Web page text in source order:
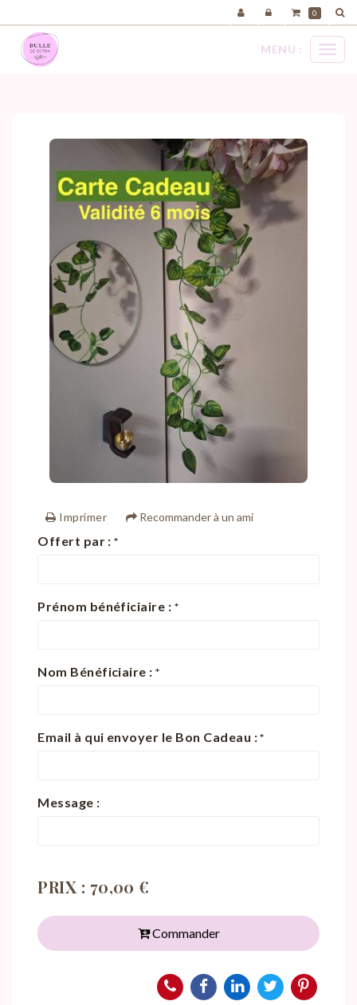
MENU :
carte cadeau
Imprimer Recommander à un ami
Offert par :*
Prénom bénéficiaire : *
Nom Bénéficiaire :*
Email à qui envoyer le Bon Cadeau :*
Message :
PRIX : 70,00 €
Commander
0